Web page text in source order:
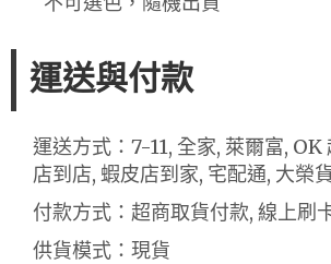
運送與付款
運送方式：7-11, 全家, 萊爾富, OK
店到店, 蝦皮店到家, 宅配通, 大榮
付款方式：超商取貨付款, 線上刷
供貨模式：現貨